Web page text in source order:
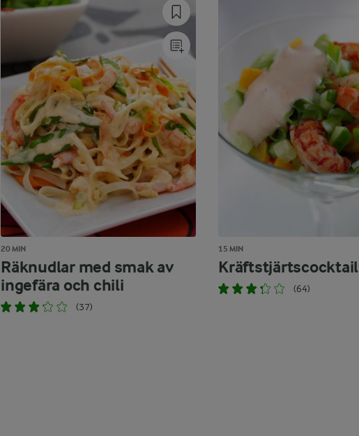
20 MIN
Räknudlar med smak av
ingefära och chili
(37)
15 MIN
Kräftstjärtscocktail
(64)